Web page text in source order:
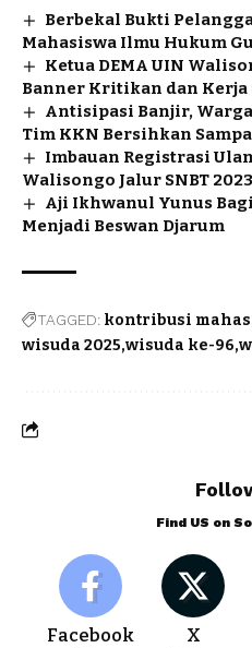
Berbekal Bukti
Mahasiswa Ilmu Hukum
Ketua DEMA UIN
Banner Kritikan dan Kerja
Antisipasi Banjir,
Tim KKN Bersihkan
Imbauan Registrasi
Walisongo Jalur SNBT 2023
Aji Ikhwanul Yunus
Menjadi Beswan Djarum
TAGGED: kontribusi
wisuda 2025 wisuda ke-96
Find US on
Facebook X